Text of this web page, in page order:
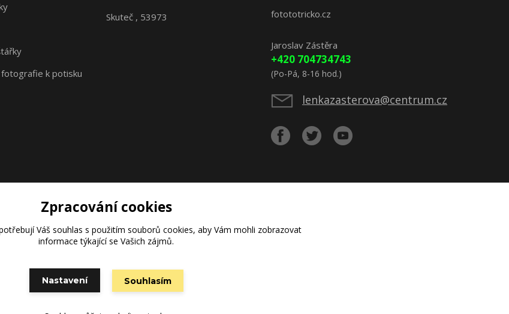
k potisku
Skuteč , 53973 fotototricko.cz
Jaroslav Zástěra
+420 704734743
(Po-Pá, 8-16 hod.)
lenkazasterova@centrum.cz
Vytvořeno na Eshop-rychle.cz
Zpracování cookies
Váš souhlas s použitím souborů cookies, aby Vám mohli zobrazovat
informace týkající se Vašich zájmů.
Nastavení Souhlasím